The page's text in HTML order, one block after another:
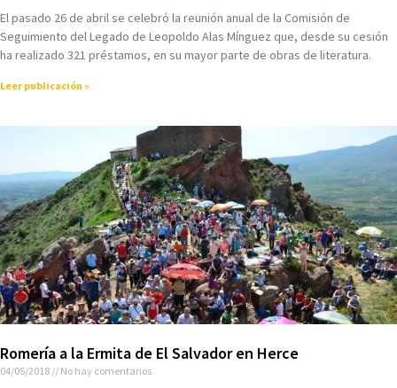
El pasado 26 de abril se celebró la reunión anual de la Comisión de
Seguimiento del Legado de Leopoldo Alas Mínguez que, desde su cesión
ha realizado 321 préstamos, en su mayor parte de obras de literatura.
Leer publicación »
Romería a la Ermita de El Salvador en Herce
04/05/2018 No hay comentarios